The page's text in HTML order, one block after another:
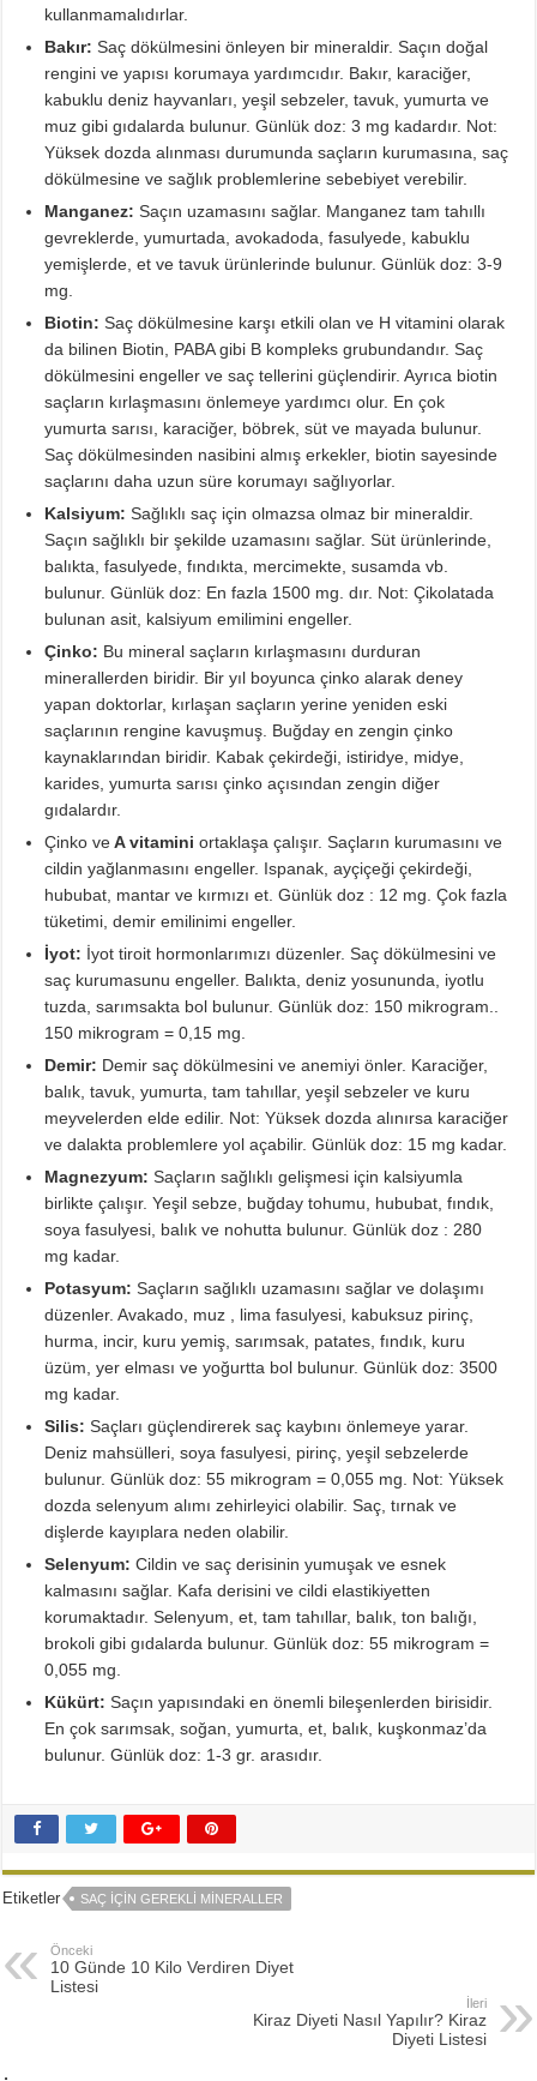
kullanmamalıdırlar.
Bakır: Saç dökülmesini önleyen bir mineraldir. Saçın doğal
rengini ve yapısı korumaya yardımcıdır. Bakır, karaciğer,
kabuklu deniz hayvanları, yeşil sebzeler, tavuk, yumurta ve
muz gibi gıdalarda bulunur. Günlük doz: 3 mg kadardır. Not:
Yüksek dozda alınması durumunda saçların kurumasına, saç
dökülmesine ve sağlık problemlerine sebebiyet verebilir.
Manganez:Saçın uzamasını sağlar. Manganez tam tahıllı
gevreklerde, yumurtada, avokadoda, fasulyede, kabuklu
yemişlerde, et ve tavuk ürünlerinde bulunur. Günlük doz: 3-9
mg.
Biotin:Saç dökülmesine karşı etkili olan ve H vitamini olarak
da bilinen Biotin, PABA gibi B kompleks grubundandır. Saç
dökülmesini engeller ve saç tellerini güçlendirir. Ayrıca biotin
saçların kırlaşmasını önlemeye yardımcı olur. En çok
yumurta sarısı, karaciğer, böbrek, süt ve mayada bulunur.
Saç dökülmesinden nasibini almış erkekler, biotin sayesinde
saçlarını daha uzun süre korumayı sağlıyorlar.
Kalsiyum:Sağlıklı saç için olmazsa olmaz bir mineraldir.
Saçın sağlıklı bir şekilde uzamasını sağlar. Süt ürünlerinde,
balıkta, fasulyede, fındıkta, mercimekte, susamda vb.
bulunur. Günlük doz: En fazla 1500 mg. dır. Not: Çikolatada
bulunan asit, kalsiyum emilimini engeller.
Çinko: Bu mineral saçların kırlaşmasını durduran
minerallerden biridir. Bir yıl boyunca çinko alarak deney
yapan doktorlar, kırlaşan saçların yerine yeniden eski
saçlarının rengine kavuşmuş. Buğday en zengin çinko
kaynaklarından biridir. Kabak çekirdeği, istiridye, midye,
karides, yumurta sarısı çinko açısından zengin diğer
gıdalardır.
Çinko veA vitaminiortaklaşa çalışır. Saçların kurumasını ve
cildin yağlanmasını engeller. Ispanak, ayçiçeği çekirdeği,
hububat, mantar ve kırmızı et. Günlük doz : 12 mg. Çok fazla
tüketimi, demir emilinimi engeller.
İyot: İyot tiroit hormonlarımızı düzenler. Saç dökülmesini ve
saç kurumasunu engeller. Balıkta, deniz yosununda, iyotlu
tuzda, sarımsakta bol bulunur. Günlük doz: 150 mikrogram..
150 mikrogram = 0,15 mg.
Demir: Demir saç dökülmesini ve anemiyi önler. Karaciğer,
balık, tavuk, yumurta, tam tahıllar, yeşil sebzeler ve kuru
meyvelerden elde edilir. Not: Yüksek dozda alınırsa karaciğer
ve dalakta problemlere yol açabilir. Günlük doz: 15 mg kadar.
Magnezyum:Saçların sağlıklı gelişmesi için kalsiyumla
birlikte çalışır. Yeşil sebze, buğday tohumu, hububat, fındık,
soya fasulyesi, balık ve nohutta bulunur. Günlük doz : 280
mg kadar.
Potasyum: Saçların sağlıklı uzamasını sağlar ve dolaşımı
düzenler. Avakado, muz , lima fasulyesi, kabuksuz pirinç,
hurma, incir, kuru yemiş, sarımsak, patates, fındık, kuru
üzüm, yer elması ve yoğurtta bol bulunur. Günlük doz: 3500
mg kadar.
Silis: Saçları güçlendirerek saç kaybını önlemeye yarar.
Deniz mahsülleri, soya fasulyesi, pirinç, yeşil sebzelerde
bulunur. Günlük doz: 55 mikrogram = 0,055 mg. Not: Yüksek
dozda selenyum alımı zehirleyici olabilir. Saç, tırnak ve
dişlerde kayıplara neden olabilir.
Selenyum:Cildin ve saç derisinin yumuşak ve esnek
kalmasını sağlar. Kafa derisini ve cildi elastikiyetten
korumaktadır. Selenyum, et, tam tahıllar, balık, ton balığı,
brokoli gibi gıdalarda bulunur. Günlük doz: 55 mikrogram =
0,055 mg.
Kükürt: Saçın yapısındaki en önemli bileşenlerden birisidir.
En çok sarımsak, soğan, yumurta, et, balık, kuşkonmaz’da
bulunur. Günlük doz: 1-3 gr. arasıdır.
Etiketler SAÇ IÇIN GEREKLI MINERALLER
Önceki
10 Günde 10 Kilo Verdiren Diyet
Listesi
İleri
Kiraz Diyeti Nasıl Yapılır? Kiraz
Diyeti Listesi